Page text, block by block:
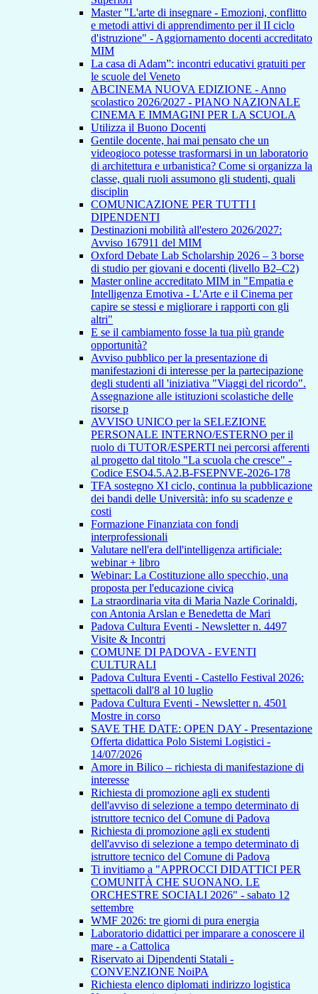
Master "L'arte di insegnare - Emozioni, conflitto
e metodi attivi di apprendimento per il II ciclo
d'istruzione" - Aggiornamento docenti accreditato
MIM
La casa di Adam”: incontri educativi gratuiti per
le scuole del Veneto
ABCINEMA NUOVA EDIZIONE - Anno
scolastico 2026/2027 - PIANO NAZIONALE
CINEMA E IMMAGINI PER LA SCUOLA
Utilizza il Buono Docenti
Gentile docente, hai mai pensato che un
videogioco potesse trasformarsi in un laboratorio
di architettura e urbanistica? Come si organizza la
classe, quali ruoli assumono gli studenti, quali
disciplin
COMUNICAZIONE PER TUTTI I
DIPENDENTI
Destinazioni mobilità all'estero 2026/2027:
Avviso 167911 del MIM
Oxford Debate Lab Scholarship 2026 – 3 borse
di studio per giovani e docenti (livello B2–C2)
Master online accreditato MIM in "Empatia e
Intelligenza Emotiva - L'Arte e il Cinema per
capire se stessi e migliorare i rapporti con gli
altri"
E se il cambiamento fosse la tua più grande
opportunità?
Avviso pubblico per la presentazione di
manifestazioni di interesse per la partecipazione
degli studenti all 'iniziativa "Viaggi del ricordo".
Assegnazione alle istituzioni scolastiche delle
risorse p
AVVISO UNICO per la SELEZIONE
PERSONALE INTERNO/ESTERNO per il
ruolo di TUTOR/ESPERTI nei percorsi afferenti
al progetto dal titolo "La scuola che cresce" -
Codice ESO4.5.A2.B-FSEPNVE-2026-178
TFA sostegno XI ciclo, continua la pubblicazione
dei bandi delle Università: info su scadenze e
costi
Formazione Finanziata con fondi
interprofessionali
Valutare nell'era dell'intelligenza artificiale:
webinar + libro
Webinar: La Costituzione allo specchio, una
proposta per l'educazione civica
La straordinaria vita di Maria Nazle Corinaldi,
con Antonia Arslan e Benedetta de Mari
Padova Cultura Eventi - Newsletter n. 4497
Visite & Incontri
COMUNE DI PADOVA - EVENTI
CULTURALI
Padova Cultura Eventi - Castello Festival 2026:
spettacoli dall'8 al 10 luglio
Padova Cultura Eventi - Newsletter n. 4501
Mostre in corso
SAVE THE DATE: OPEN DAY - Presentazione
Offerta didattica Polo Sistemi Logistici -
14/07/2026
Amore in Bilico – richiesta di manifestazione di
interesse
Richiesta di promozione agli ex studenti
dell'avviso di selezione a tempo determinato di
istruttore tecnico del Comune di Padova
Richiesta di promozione agli ex studenti
dell'avviso di selezione a tempo determinato di
istruttore tecnico del Comune di Padova
Ti invitiamo a "APPROCCI DIDATTICI PER
COMUNITÀ CHE SUONANO. LE
ORCHESTRE SOCIALI 2026" - sabato 12
settembre
WMF 2026: tre giorni di pura energia
Laboratorio didattici per imparare a conoscere il
mare - a Cattolica
Riservato ai Dipendenti Statali -
CONVENZIONE NoiPA
Richiesta elenco diplomati indirizzo logistica